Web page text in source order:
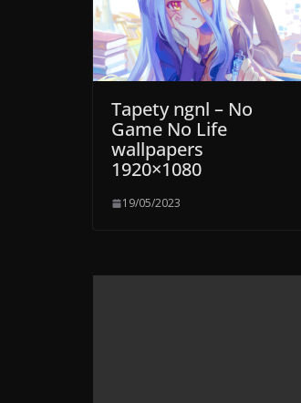
Tapety ngnl – No
Game No Life
wallpapers
1920×1080
19/05/2023